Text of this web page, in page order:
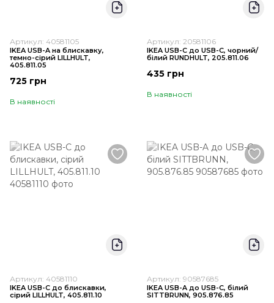
Артикул: 40581105
IKEA USB-A на блискавку,
темно-сірий LILLHULT,
405.811.05
725 грн
В наявності
Артикул: 20581106
IKEA USB-C до USB-C, чорний/
білий RUNDHULT, 205.811.06
435 грн
В наявності
Артикул: 40581110
IKEA USB-C до блискавки,
сірий LILLHULT, 405.811.10
Артикул: 90587685
IKEA USB-A до USB-C, білий
SITTBRUNN, 905.876.85